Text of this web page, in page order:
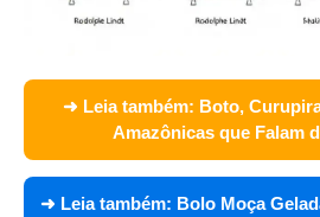
➜ Leia também: Boto,
Amazônicas que Falam
➜ Leia também: Bolo Moça